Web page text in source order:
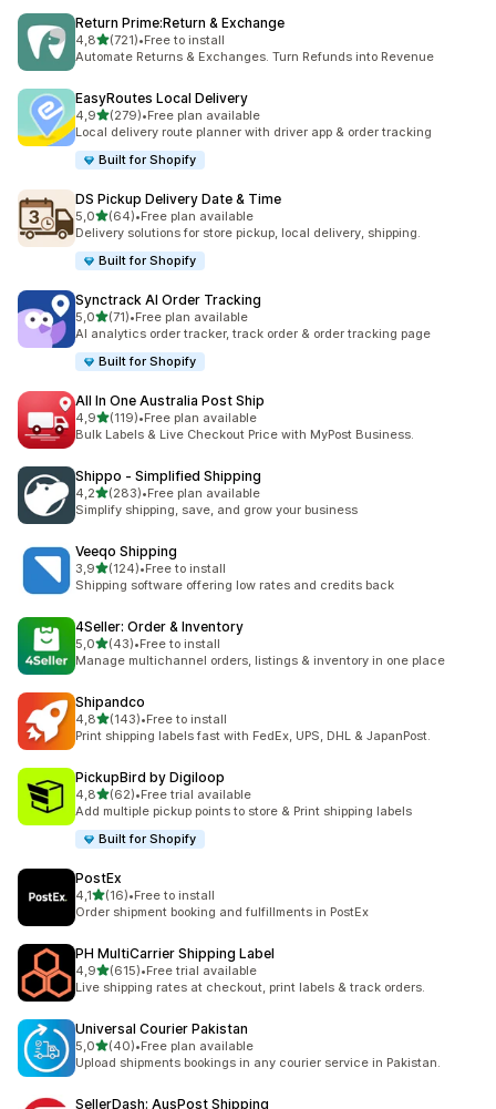
Return Prime:Return & Exchange
4,8de 5 estrelas
(721)
721 total de avaliações
•Free to install
Automate Returns & Exchanges. Turn Refunds into Revenue
EasyRoutes Local Delivery
4,9de 5 estrelas
(279)
279 total de avaliações
•Free plan available
Local delivery route planner with driver app & order tracking
Built for Shopify
DS Pickup Delivery Date & Time
5,0de 5 estrelas
(64)
64 total de avaliações
•Free plan available
Delivery solutions for store pickup, local delivery, shipping.
Built for Shopify
Synctrack AI Order Tracking
5,0de 5 estrelas
(71)
71 total de avaliações
•Free plan available
AI analytics order tracker, track order & order tracking page
Built for Shopify
All In One Australia Post Ship
4,9de 5 estrelas
(119)
119 total de avaliações
•Free plan available
Bulk Labels & Live Checkout Price with MyPost Business.
Shippo ‑ Simplified Shipping
4,2de 5 estrelas
(283)
283 total de avaliações
•Free plan available
Simplify shipping, save, and grow your business
Veeqo Shipping
3,9de 5 estrelas
(124)
124 total de avaliações
•Free to install
Shipping software offering low rates and credits back
4Seller: Order & Inventory
5,0de 5 estrelas
(43)
43 total de avaliações
•Free to install
Manage multichannel orders, listings & inventory in one place
Shipandco
4,8de 5 estrelas
(143)
143 total de avaliações
•Free to install
Print shipping labels fast with FedEx, UPS, DHL & JapanPost.
PickupBird by Digiloop
4,8de 5 estrelas
(62)
62 total de avaliações
•Free trial available
Add multiple pickup points to store & Print shipping labels
Built for Shopify
PostEx
4,1de 5 estrelas
(16)
16 total de avaliações
•Free to install
Order shipment booking and fulfillments in PostEx
PH MultiCarrier Shipping Label
4,9de 5 estrelas
(615)
615 total de avaliações
•Free trial available
Live shipping rates at checkout, print labels & track orders.
Universal Courier Pakistan
5,0de 5 estrelas
(40)
40 total de avaliações
•Free plan available
Upload shipments bookings in any courier service in Pakistan.
SellerDash: AusPost Shipping